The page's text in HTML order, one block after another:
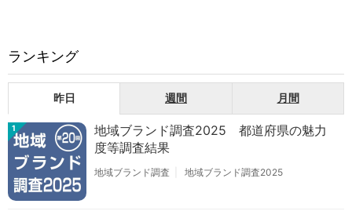
ランキング
昨日 週間 月間
1
地域ブランド調査2025 都道府県の魅力
度等調査結果
地域ブランド調査 地域ブランド調査2025